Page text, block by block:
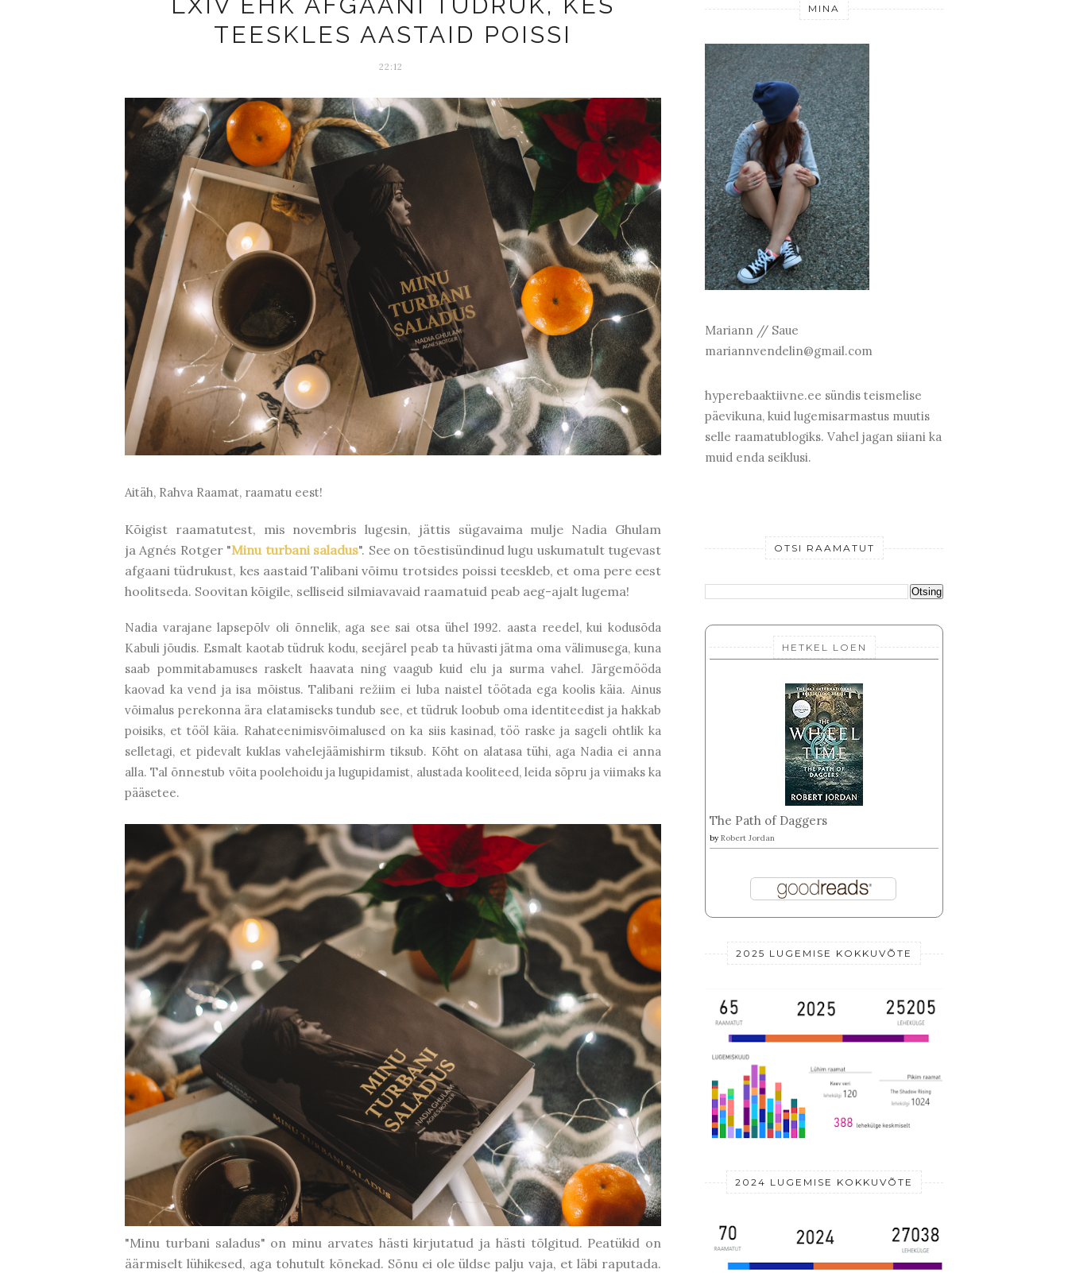
TEESKLES AASTAID POISSI
22:12
Aitäh, Rahva Raamat, raamatu eest!
Kõigist raamatutest, mis novembris lugesin, jättis sügavaima mulje Nadia Ghulam
ja Agnés Rotger "Minu turbani saladus". See on tõestisündinud lugu uskumatult tugevast
afgaani tüdrukust, kes aastaid Talibani võimu trotsides poissi teeskleb, et oma pere eest
hoolitseda. Soovitan kõigile, selliseid silmiavavaid raamatuid peab aeg-ajalt lugema!
Nadia varajane lapsepõlv oli õnnelik, aga see sai otsa ühel 1992. aasta reedel, kui kodusõda
Kabuli jõudis. Esmalt kaotab tüdruk kodu, seejärel peab ta hüvasti jätma oma välimusega, kuna
saab pommitabamuses raskelt haavata ning vaagub kuid elu ja surma vahel. Järgemööda
kaovad ka vend ja isa mõistus. Talibani režiim ei luba naistel töötada ega koolis käia. Ainus
võimalus perekonna ära elatamiseks tundub see, et tüdruk loobub oma identiteedist ja hakkab
poisiks, et tööl käia. Rahateenimisvõimalused on ka siis kasinad, töö raske ja sageli ohtlik ka
selletagi, et pidevalt kuklas vahelejäämishirm tiksub. Kõht on alatasa tühi, aga Nadia ei anna
alla. Tal õnnestub võita poolehoidu ja lugupidamist, alustada kooliteed, leida sõpru ja viimaks ka
pääsetee.
"Minu turbani saladus" on minu arvates hästi kirjutatud ja hästi tõlgitud. Peatükid on
äärmiselt lühikesed, aga tohutult kõnekad. Sõnu ei ole üldse palju vaja, et läbi raputada.
MINA
Mariann // Saue
mariannvendelin@gmail.com
hyperebaaktiivne.ee sündis teismelise
päevikuna, kuid lugemisarmastus muutis
selle raamatublogiks. Vahel jagan siiani ka
muid enda seiklusi.
OTSI RAAMATUT
HETKEL LOEN
The Path of Daggers
by Robert Jordan
2025 LUGEMISE KOKKUVÕTE
2024 LUGEMISE KOKKUVÕTE